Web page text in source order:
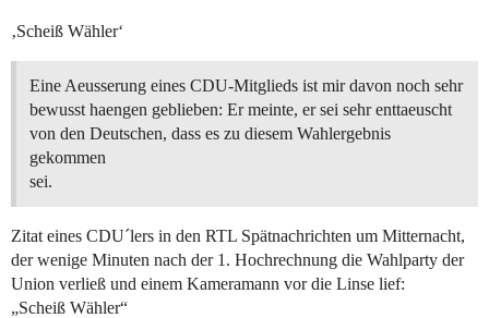
‚Scheiß Wähler‘
Eine Aeusserung eines CDU-Mitglieds ist mir davon noch sehr
bewusst haengen geblieben: Er meinte, er sei sehr enttaeuscht
von den Deutschen, dass es zu diesem Wahlergebnis
gekommen
sei.
Zitat eines CDU´lers in den RTL Spätnachrichten um Mitternacht,
der wenige Minuten nach der 1. Hochrechnung die Wahlparty der
Union verließ und einem Kameramann vor die Linse lief:
„Scheiß Wähler“